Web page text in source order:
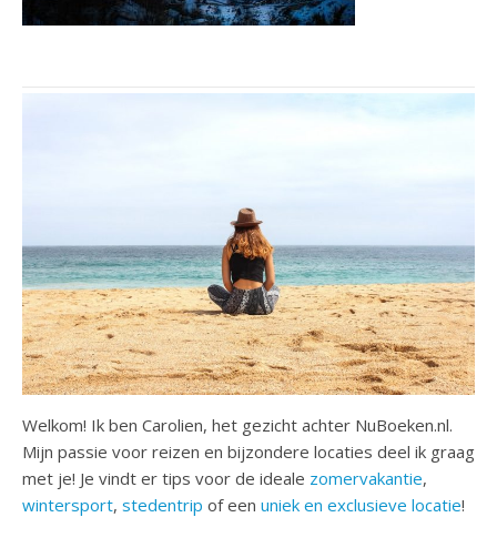
Welkom! Ik ben Carolien, het gezicht achter NuBoeken.nl.
Mijn passie voor reizen en bijzondere locaties deel ik graag
met je! Je vindt er tips voor de ideale zomervakantie,
wintersport, stedentrip of een uniek en exclusieve locatie!